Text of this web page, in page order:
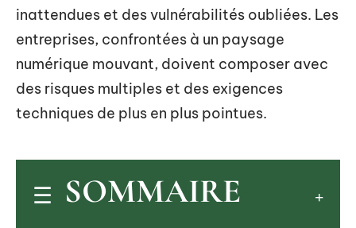
inattendues et des vulnérabilités oubliées. Les
entreprises, confrontées à un paysage
numérique mouvant, doivent composer avec
des risques multiples et des exigences
techniques de plus en plus pointues.
SOMMAIRE